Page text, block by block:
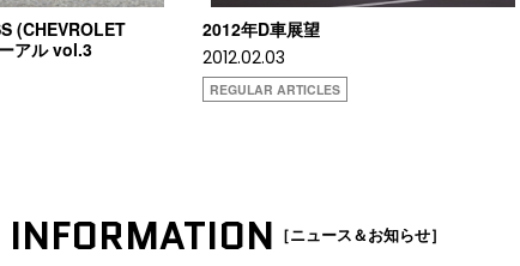
(CHEVROLET
アル vol.3
2012年D車展望
2012.02.03
REGULAR ARTICLES
［ニュース＆お知らせ］